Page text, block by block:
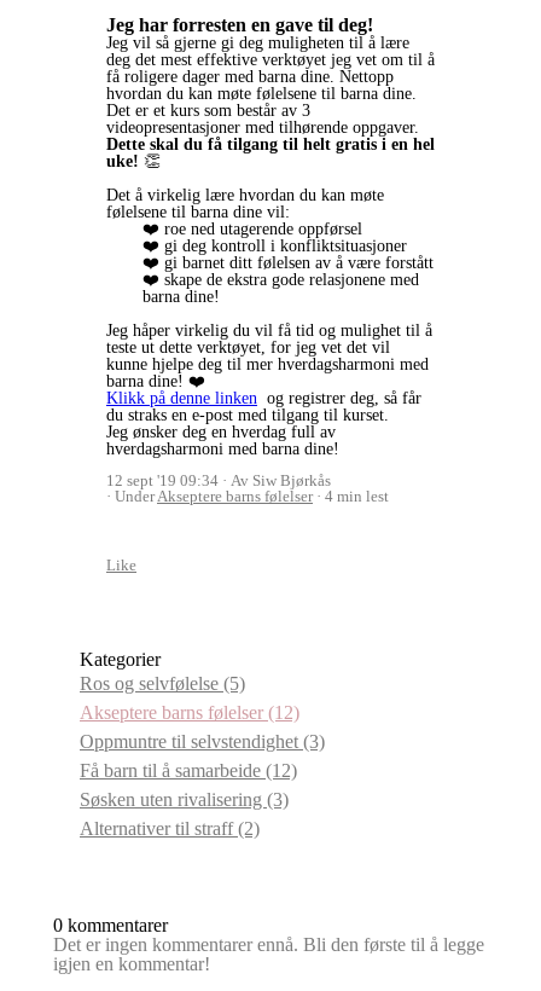
Jeg har forresten en gave til deg!
Jeg vil så gjerne gi deg muligheten til å lære
deg det mest effektive verktøyet jeg vet om til å
få roligere dager med barna dine. Nettopp
hvordan du kan møte følelsene til barna dine.
Det er et kurs som består av 3
videopresentasjoner med tilhørende oppgaver.
Dette skal du få tilgang til helt gratis i en hel
uke! 👏
Det å virkelig lære hvordan du kan møte
følelsene til barna dine vil:
❤️ roe ned utagerende oppførsel
❤️ gi deg kontroll i konfliktsituasjoner
❤️ gi barnet ditt følelsen av å være forstått
❤️ skape de ekstra gode relasjonene med
barna dine!
Jeg håper virkelig du vil få tid og mulighet til å
teste ut dette verktøyet, for jeg vet det vil
kunne hjelpe deg til mer hverdagsharmoni med
barna dine! ❤️
Klikk på denne linken og registrer deg, så får
du straks en e-post med tilgang til kurset.
Jeg ønsker deg en hverdag full av
hverdagsharmoni med barna dine!
12 sept '19 09:34
Av Siw Bjørkås
UnderAkseptere barns følelser 4 min lest
Like
Kategorier
Ros og selvfølelse (5)
Akseptere barns følelser (12)
Oppmuntre til selvstendighet (3)
Få barn til å samarbeide (12)
Søsken uten rivalisering (3)
Alternativer til straff(2)
0 kommentarer
Det er ingen kommentarer ennå. Bli den første til å legge
igjen en kommentar!